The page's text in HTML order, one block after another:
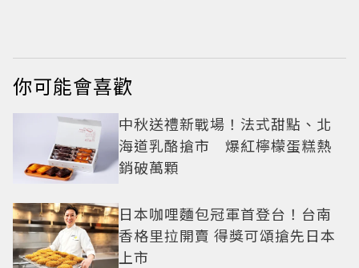
你可能會喜歡
中秋送禮新戰場！法式甜點、北
海道乳酪搶市 爆紅檸檬蛋糕熱
銷破萬顆
日本咖哩麵包冠軍首登台！台南
香格里拉開賣 得獎可頌搶先日本
上市